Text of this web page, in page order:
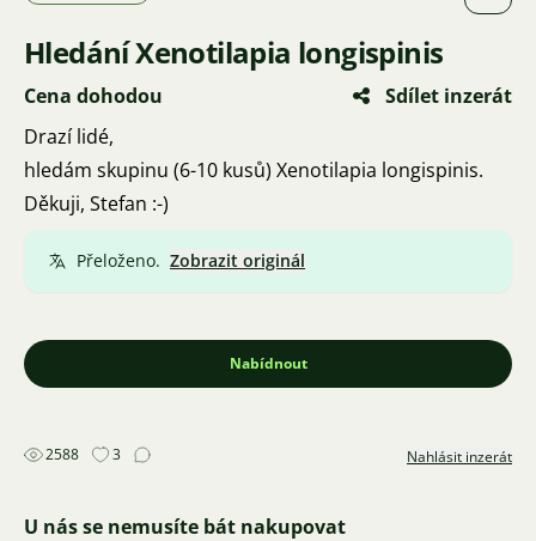
Hledání Xenotilapia longispinis
Cena dohodou
Sdílet inzerát
Drazí lidé,
hledám skupinu (6-10 kusů) Xenotilapia longispinis.
Děkuji, Stefan :-)
Přeloženo. Zobrazit originál
Nabídnout
2588 3 Nahlásit inzerát
U nás se nemusíte bát nakupovat